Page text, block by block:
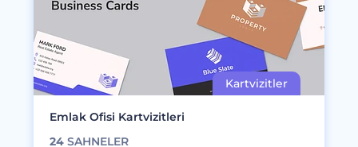
Emlak Ofisi Kartvizitleri
24 SAHNELER